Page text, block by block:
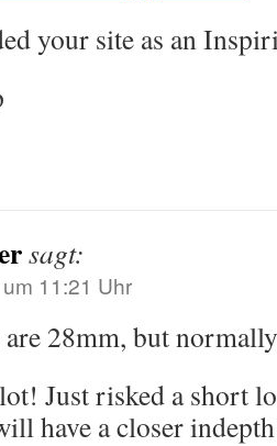
your site as an
sagt:
11:21 Uhr
are 28mm, but
Just risked a short
have a closer